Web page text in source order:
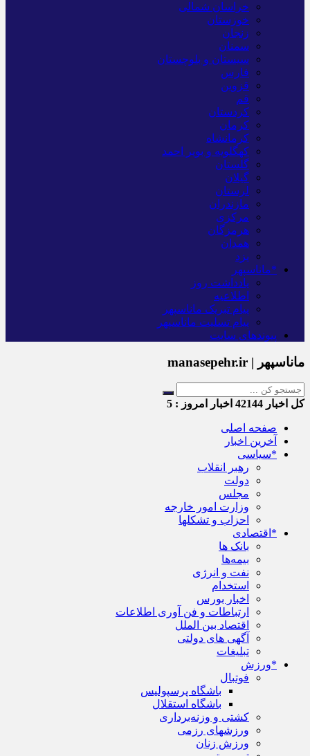
خراسان شمالی
خوزستان
زنجان
سمنان
سیستان و بلوچستان
فارس
قزوین
قم
کردستان
کرمان
کرمانشاه
کهگلویه و بویر احمد
گلستان
گیلان
لرستان
مازندران
مرکزی
هرمزگان
همدان
یزد
*ماناسپهر
یادداشت روز
اطلاعیه
پیام تبریک ماناسپهر
پیام تسلیت ماناسپهر
پیوندهای سایت
ماناسپهر | manasepehr.ir
کل اخبار اخبار امروز : 5
صفحه اصلی
آخرین اخبار
*سیاسی
رهبر انقلاب
دولت
مجلس
وزارت امور خارجه
احزاب و تشکلها
*اقتصادی
بانک ها
بیمه‌ها
نفت و انرژی
استخدام
اخبار بورس
ارتباطات و فن آوری اطلاعات
اقتصاد بین الملل
آگهی های دولتی
تبلیغات
*ورزش
فوتبال
باشگاه پرسپولیس
باشگاه استقلال
کشتی و وزنه‌برداری
ورزشهای رزمی
ورزش زنان